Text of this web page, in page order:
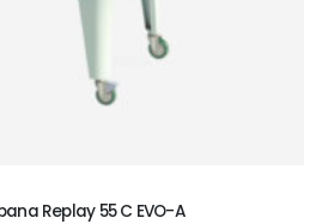
Replay 55 C EVO-A